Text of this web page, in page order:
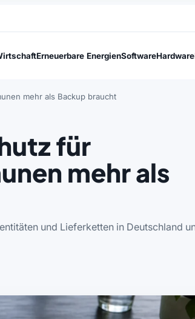
Erneuerbare EnergienSoftwareHardware
mehr als Backup braucht
für
mehr als
und Lieferketten in Deutschland